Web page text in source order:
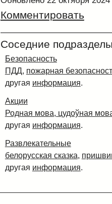
Комментировать
Соседние
Безопасность
ПДД, пожарная
другая информация.
Акции
Родная мова, цудоўная
другая информация.
Развлекательные
белорусская сказка,
другая информация.